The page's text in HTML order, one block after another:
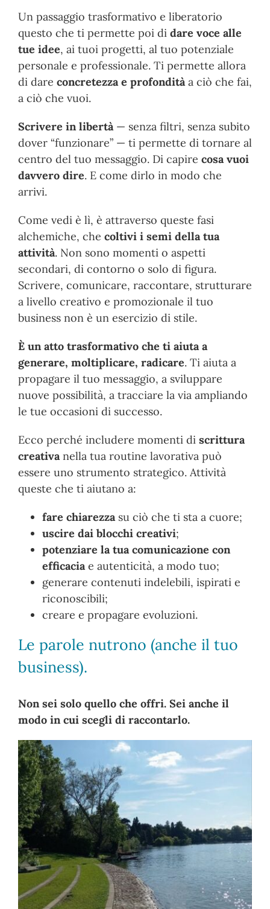
Un passaggio trasformativo e liberatorio
questo che ti permette poi di dare voce alle
tue idee, ai tuoi progetti, al tuo potenziale
personale e professionale. Ti permette allora
di dare concretezza e profonditàa ciò che fai,
a ciò che vuoi.
Scrivere in libertà— senza filtri, senza subito
dover “funzionare” — ti permette di tornare al
centro del tuo messaggio. Di capire cosa vuoi
davvero dire. E come dirlo in modo che
arrivi.
Come vedi è lì, è attraverso queste fasi
alchemiche, che coltivi i semi della tua
attività. Non sono momenti o aspetti
secondari, di contorno o solo di figura.
Scrivere, comunicare, raccontare, strutturare
a livello creativo e promozionale il tuo
business non è un esercizio di stile.
È un atto trasformativo che ti aiuta a
generare, moltiplicare, radicare. Ti aiuta a
propagare il tuo messaggio, a sviluppare
nuove possibilità, a tracciare la via ampliando
le tue occasioni di successo.
Ecco perché includere momenti di scrittura
creativanella tua routine lavorativa può
essere uno strumento strategico. Attività
queste che ti aiutano a:
fare chiarezzasu ciò che ti sta a cuore;
uscire dai blocchi creativi;
potenziare la tua comunicazione con
efficaciae autenticità, a modo tuo;
generare contenuti indelebili, ispirati e
riconoscibili;
creare e propagare evoluzioni.
Le parole nutrono (anche il tuo
business).
Non sei solo quello che offri. Sei anche il
modo in cui scegli di raccontarlo.